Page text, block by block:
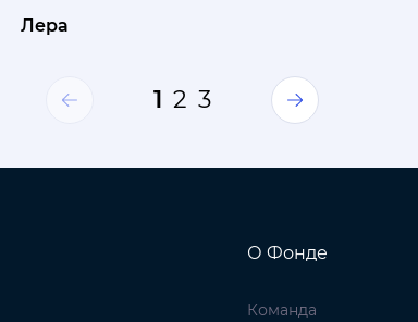
Лера
1 2 3
О Фонде
Команда